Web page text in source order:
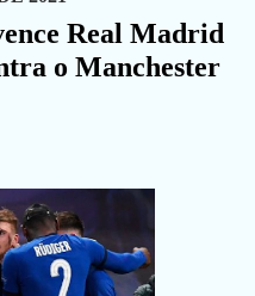
Real Madrid
o Manchester